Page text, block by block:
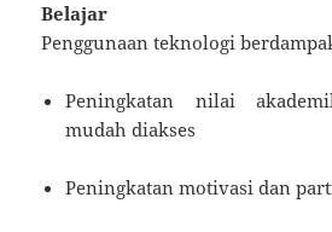
Belajar
Penggunaan teknologi
Peningkatan nilai
mudah diakses
Peningkatan motivasi dan